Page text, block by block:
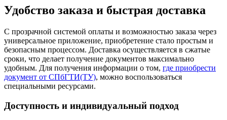
Удобство заказа и быстрая доставка
С прозрачной системой оплаты и возможностью заказа через
универсальное приложение, приобретение стало простым и
безопасным процессом. Доставка осуществляется в сжатые
сроки, что делает получение документов максимально
удобным. Для получения информации о том, где приобрести
документ от СПбГТИ(ТУ), можно воспользоваться
специальными ресурсами.
Доступность и индивидуальный подход